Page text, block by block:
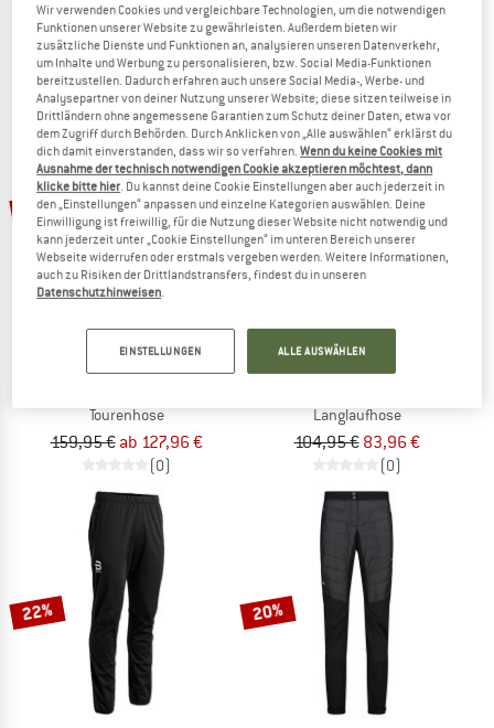
Langlaufhose
138,95 €108,38 €
(0)
Radhose
119,95 €56,38 €
5,0(3)
20%
LÖFFLER
Tourenhose
159,95 € ab 127,96 €
(0)
20%
SWIX
Langlaufhose
104,95 € 83,96 €
(0)
22% 20%
Wir verwenden Cookies und vergleichbare Technologien, um die notwendigen
Funktionen unserer Website zu gewährleisten. Außerdem bieten wir
zusätzliche Dienste und Funktionen an, analysieren unseren Datenverkehr,
um Inhalte und Werbung zu personalisieren, bzw. Social Media-Funktionen
bereitzustellen. Dadurch erfahren auch unsere Social Media-, Werbe- und
Analysepartner von deiner Nutzung unserer Website; diese sitzen teilweise in
Drittländern ohne angemessene Garantien zum Schutz deiner Daten, etwa vor
dem Zugriff durch Behörden. Durch Anklicken von „Alle auswählen“ erklärst du
dich damit einverstanden, dass wir so verfahren.Wenn du keine Cookies mit
Ausnahme der technisch notwendigen Cookie akzeptieren möchtest, dann
klicke bitte hier. Du kannst deine Cookie Einstellungen aber auch jederzeit in
den „Einstellungen“ anpassen und einzelne Kategorien auswählen. Deine
Einwilligung ist freiwillig, für die Nutzung dieser Website nicht notwendig und
kann jederzeit unter „Cookie Einstellungen“ im unteren Bereich unserer
Webseite widerrufen oder erstmals vergeben werden. Weitere Informationen,
auch zu Risiken der Drittlandstransfers, findest du in unseren
Datenschutzhinweisen.
EINSTELLUNGEN ALLE AUSWÄHLEN